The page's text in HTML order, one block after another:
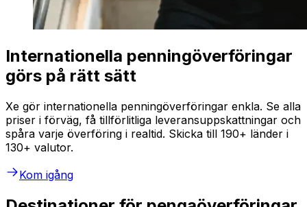
Internationella penningöverföringar
görs på rätt sätt
Xe gör internationella penningöverföringar enkla. Se alla
priser i förväg, få tillförlitliga leveransuppskattningar och
spåra varje överföring i realtid. Skicka till 190+ länder i
130+ valutor.
Kom igång